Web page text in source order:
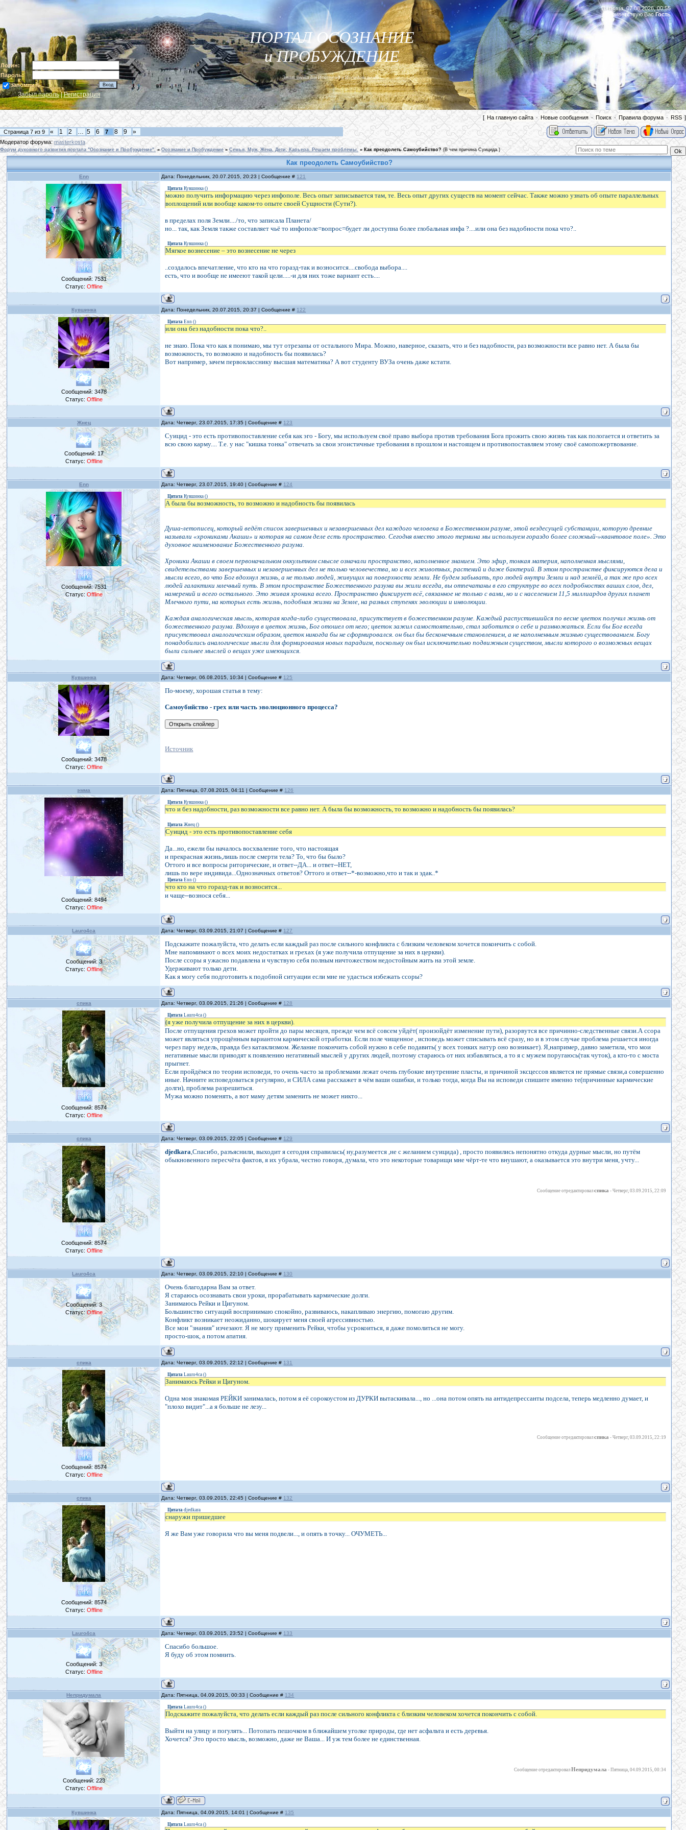
Логин:
Пароль:
запомнить
Забыл пароль|Регистрация
ПОРТАЛ ОСОЗНАНИЕ
и ПРОБУЖДЕНИЕ
Этот место для Искателей и Исследователей...
Пятница, 07.08.2026, 00:55
Приветствую ВасГость
|
[ На главную сайта · Новые сообщения· Поиск · Правила форума · RSS ]
Страница 7 из 9 « 1 2 … 5 6 7 8 9 »
Модератор форума:masterkosta
Форум духовного развития портала "Осознание и Пробуждение". » Осознание и Пробуждение » Семья, Муж, Жена, Дети, Карьера. Решаем проблемы. » Как преодолеть Самоубийство? (В чем причина Суицида.)
Как преодолеть Самоубийство?
Enn Дата: Понедельник, 20.07.2015, 20:23 | Сообщение # 121
Сообщений: 7531
Статус: Offline
Цитата Кувшинка ()
можно получить информацию через инфополе. Весь опыт записывается там, те. Весь опыт других существ на момент сейчас. Также можно узнать об опыте параллельных
воплощений или вообще каком-то опыте своей Сущности (Сути?).
в пределах поля Земли..../то, что записала Планета/
но... так, как Земля также составляет чьё то инфополе=вопрос=будет ли доступна более глобальная инфа ?....или она без надобности пока что?..
Цитата Кувшинка ()
Мягкое вознесение – это вознесение не через
..создалось впечатление, что кто на что горазд-так и возносится....свобода выбора....
есть, что и вообще не имееют такой цели.....-и для них тоже вариант есть....
Кувшинка Дата: Понедельник, 20.07.2015, 20:37 | Сообщение # 122
Сообщений: 3478
Статус: Offline
Цитата Enn ()
или она без надобности пока что?..
не знаю. Пока что как я понимаю, мы тут отрезаны от остального Мира. Можно, наверное, сказать, что и без надобности, раз возможности все равно нет. А была бы
возможность, то возможно и надобность бы появилась?
Вот например, зачем первокласснику высшая математика? А вот студенту ВУЗа очень даже кстати.
Жнец Дата: Четверг, 23.07.2015, 17:35 | Сообщение # 123
Сообщений: 17
Статус: Offline
Суицид - это есть противопоставление себя как эго - Богу, мы используем своё право выбора против требования Бога прожить свою жизнь так как пологается и ответить за
всю свою карму.... Т.е. у нас "кишка тонка" отвечать за свои эгоистичные требования в прошлом и настоящем и противопоставляем этому своё самопожертвование.
Enn Дата: Четверг, 23.07.2015, 19:40 | Сообщение # 124
Сообщений:7531
Статус: Offline
Цитата Кувшинка ()
А была бы возможность, то возможно и надобность бы появилась
Душа-летописец, который ведёт список завершенных и незавершенных дел каждого человека в Божественном разуме, этой вездесущей субстанции, которую древние
называли «хрониками Акаши» и которая на самом деле есть пространство. Сегодня вместо этого термина мы используем гораздо более сложный-»квантовое поле». Это
духовное наименование Божественного разума.
Хроники Акаши в своем первоначальном оккультном смысле означали пространство, наполненное знанием. Это эфир, тонкая материя, наполненная мыслями,
свидетельствами завершенных и незавершенных дел не только человечества, но и всех животных, растений и даже бактерий. В этом пространстве фиксируются дела и
мысли всего, во что Бог вдохнул жизнь, а не только людей, живущих на поверхности земли. Не будем забывать, про людей внутри Земли и над землёй, а так же про всех
людей галактики млечный путь. В этом пространстве Божественного разума вы жили всегда, вы отпечатаны в его структуре во всех подробностях ваших слов, дел,
намерений и всего остального. Это живая хроника всего. Пространство фиксирует всё, связанное не только с вами, но и с населением 11,5 миллиардов других планет
Млечного пути, на которых есть жизнь, подобная жизни на Земле, на разных ступенях эволюции и инволюции.
Каждая аналогическая мысль, которая когда-либо существовала, присутствует в божественном разуме. Каждый распустившийся по весне цветок получил жизнь от
божественного разума. Вдохнув в цветок жизнь, Бог отошел от него; цветок зажил самостоятельно, стал заботится о себе и размножаться. Если бы Бог всегда
присутствовал аналогическим образом, цветок никогда бы не сформировался. он был бы бесконечным становлением, а не наполненным жизнью существованием. Богу
понадобились аналогические мысли для формирования новых парадигм, поскольку он был исключительно подвижным существом, мысли которого о возможных вещах
были сильнее мыслей о вещах уже имеющихся.
Кувшинка Дата: Четверг, 06.08.2015, 10:34 | Сообщение # 125
Сообщений: 3478
Статус: Offline
По-моему, хорошая статья в тему:
Самоубийство - грех или часть эволюционного процесса?
Источник
эмма Дата: Пятница, 07.08.2015, 04:11 | Сообщение # 126
Сообщений: 8494
Статус: Offline
Цитата Кувшинка ()
что и без надобности, раз возможности все равно нет. А была бы возможность, то возможно и надобность бы появилась?
Цитата Жнец ()
Суицид - это есть противопоставление себя
Да...но, ежели бы началось восхваление того, что настоящая
и прекрасная жизнь,лишь после смерти тела? То, что бы было?
Оттого и все вопросы риторические, и ответ--ДА... и ответ--НЕТ,
лишь по вере индивида...Однозначных ответов? Оттого и ответ--*-возможно,что и так и эдак..*
Цитата Enn ()
что кто на что горазд-так и возносится...
и чаще--вознося себя...
Lauro4ca Дата: Четверг, 03.09.2015, 21:07 | Сообщение # 127
Сообщений:3
Статус: Offline
Подскажите пожалуйста, что делать если каждый раз после сильного конфликта с близким человеком хочется покончить с собой.
Мне напоминают о всех моих недостатках и грехах (я уже получила отпущение за них в церкви).
После ссоры я ужасно подавлена и чувствую себя полным ничтожеством недостойным жить на этой земле.
Удерживают только дети.
Как я могу себя подготовить к подобной ситуации если мне не удасться избежать ссоры?
спика Дата: Четверг, 03.09.2015, 21:26 | Сообщение # 128
Сообщений: 8574
Статус: Offline
Цитата Lauro4ca ()
(я уже получила отпущение за них в церкви).
После отпущения грехов может пройти до пары месяцев, прежде чем всё совсем уйдёт( произойдёт изменение пути), разорвутся все причинно-следственные связи.А ссора
может являться упрощённым вариантом кармической отработки. Если поле чищенное , исповедь может списывать всё сразу, но и в этом случае проблема решается иногда
через пару недель, правда без катаклизмом. Желание покончить собой нужно в себе подавить( у всех тонких натур оно возникает). Я,например, давно заметила, что мои
негативные мысли приводят к появлению негативный мыслей у других людей, поэтому стараюсь от них избавляться, а то я с мужем поругаюсь(так чуток), а кто-то с моста
прыгнет.
Если пройдёмся по теории исповеди, то очень часто за проблемами лежат очень глубокие внутренние пласты, и причиной эксцессов является не прямые связи,а совершенно
иные. Начните исповедоваться регулярно, и СИЛА сама расскажет в чём ваши ошибки, и только тогда, когда Вы на исповеди спишите именно те(причинные кармические
долги), проблема разрешиться.
Мужа можно поменять, а вот маму детям заменить не может никто...
спика Дата: Четверг, 03.09.2015, 22:05 | Сообщение # 129
Сообщений: 8574
Статус: Offline
djedkara,Спасибо, разъяснили, выходит я сегодня справилась( ну,разумеется ,не с желанием суицида) , просто появились непонятно откуда дурные мысли, но путём
обыкновенного пересчёта фактов, я их убрала, честно говоря, думала, что это некоторые товарищи мне чёрт-те что внушают, а оказывается это внутри меня, учту...
Сообщение отредактировалспика -Четверг, 03.09.2015, 22:09
Lauro4ca Дата: Четверг, 03.09.2015, 22:10 | Сообщение # 130
Сообщений:3
Статус:Offline
Очень благодарна Вам за ответ.
Я стараюсь осознавать свои уроки, прорабатывать кармические долги.
Занимаюсь Рейки и Цигуном.
Большинство ситуаций воспринимаю спокойно, развиваюсь, накапливаю энергию, помогаю другим.
Конфликт возникает неожиданно, шокирует меня своей агрессивностью.
Все мои "знания" изчезают. Я не могу применить Рейки, чтобы усрокоиться, я даже помолиться не могу.
просто-шок, а потом апатия.
спика Дата: Четверг, 03.09.2015, 22:12 | Сообщение # 131
Сообщений: 8574
Статус: Offline
Цитата Lauro4ca ()
Занимаюсь Рейки и Цигуном.
Одна моя знакомая РЕЙКИ занималась, потом я её сорокоустом из ДУРКИ вытаскивала..., но ...она потом опять на антидепрессанты подсела, теперь медленно думает, и
"плохо видит"...а я больше не лезу...
Сообщение отредактировалспика -Четверг, 03.09.2015, 22:19
спика Дата: Четверг, 03.09.2015, 22:45 | Сообщение # 132
Сообщений: 8574
Статус: Offline
Цитата djedkara
снаружи пришедшее
Я же Вам уже говорила что вы меня подвели..., и опять в точку... ОЧУМЕТЬ...
Lauro4ca Дата: Четверг, 03.09.2015, 23:52 | Сообщение # 133
Сообщений: 3
Статус: Offline
Спасибо большое.
Я буду об этом помнить.
Непридумала Дата: Пятница, 04.09.2015, 00:33 | Сообщение # 134
Сообщений: 223
Статус: Offline
Цитата Lauro4ca ()
Подскажите пожалуйста, что делать если каждый раз после сильного конфликта с близким человеком хочется покончить с собой.
Выйти на улицу и погулять... Потопать пешочком в ближайшем уголке природы, где нет асфальта и есть деревья.
Хочется? Это просто мысль, возможно, даже не Ваша... И уж тем более не единственная.
Сообщение отредактировалНепридумала -Пятница, 04.09.2015, 00:34
Кувшинка Дата: Пятница, 04.09.2015, 14:01 | Сообщение # 135
Цитата Lauro4ca ()